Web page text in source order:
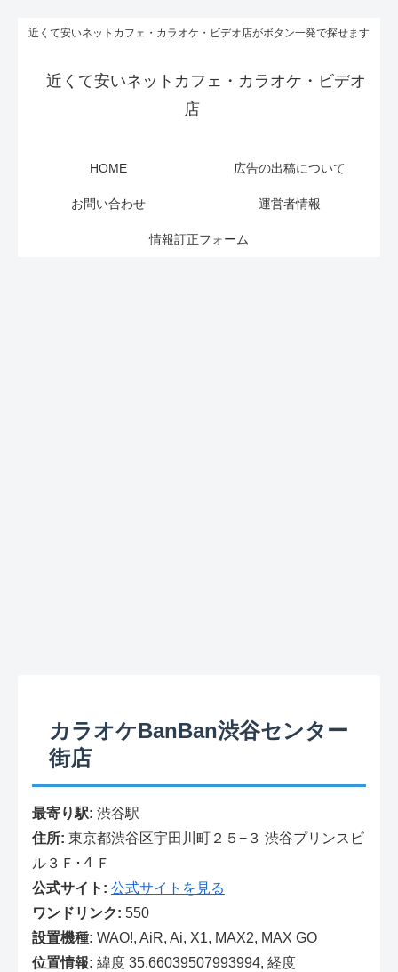
近くて安いネットカフェ・カラオケ・ビデオ店がボタン一発で探せます
近くて安いネットカフェ・カラオケ・ビデオ
店
HOME 広告の出稿について
お問い合わせ 運営者情報
情報訂正フォーム
カラオケBanBan渋谷センター
街店
最寄り駅: 渋谷駅
住所: 東京都渋谷区宇田川町２５−３ 渋谷プリンスビ
ル３Ｆ･４Ｆ
公式サイト: 公式サイトを見る
ワンドリンク: 550
設置機種: WAO!, AiR, Ai, X1, MAX2, MAX GO
位置情報: 緯度 35.66039507993994, 経度